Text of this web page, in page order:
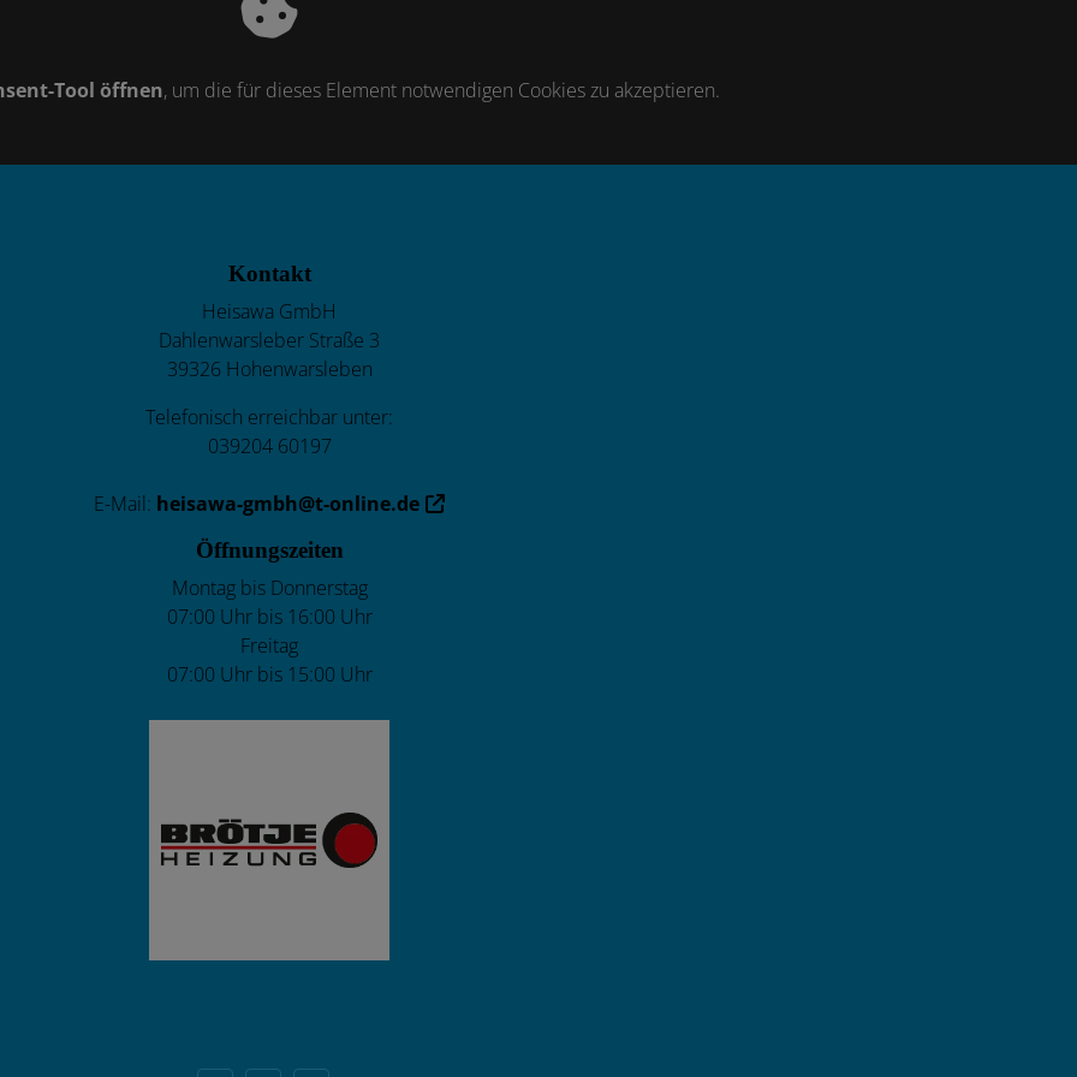
Tool öffnen, um die für dieses Element notwendigen Cookies zu akzeptieren.
Kontakt
Heisawa GmbH
Dahlenwarsleber Straße 3
39326 Hohenwarsleben
Telefonisch erreichbar unter:
039204 60197
E-Mail: heisawa-gmbh@t-online.de
Öffnungszeiten
Montag bis Donnerstag
07:00 Uhr bis 16:00 Uhr
Freitag
07:00 Uhr bis 15:00 Uhr